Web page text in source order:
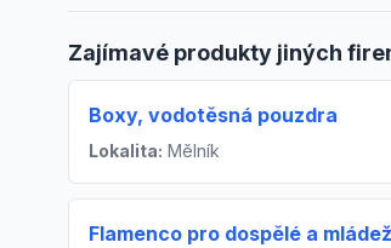
Zajímavé produkty jiných
Boxy, vodotěsná pouzdra
Lokalita: Mělník
Flamenco pro dospělé a